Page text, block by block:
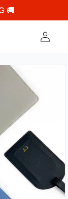
🚚